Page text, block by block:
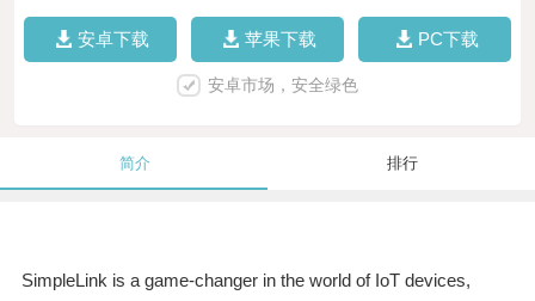
安卓下载 苹果下载 PC下载
安卓市场，安全绿色
简介 排行
SimpleLink is a game-changer in the world of IoT devices,